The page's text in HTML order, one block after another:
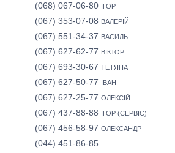
(068) 067-06-80 ІГОР
(067) 353-07-08 ВАЛЕРІЙ
(067) 551-34-37 ВАСИЛЬ
(067) 627-62-77 ВІКТОР
(067) 693-30-67 ТЕТЯНА
(067) 627-50-77 ІВАН
(067) 627-25-77 ОЛЕКСІЙ
(067) 437-88-88 ІГОР (СЕРВІС)
(067) 456-58-97 ОЛЕКСАНДР
(044) 451-86-85